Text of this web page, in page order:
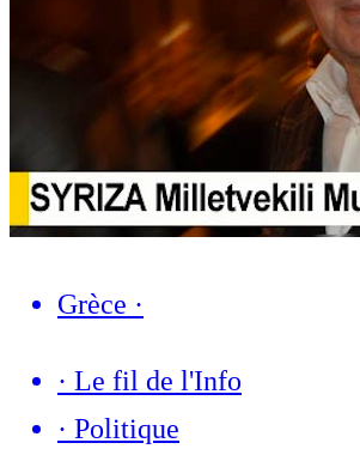
Grèce ·
· Le fil de l'Info
· Politique